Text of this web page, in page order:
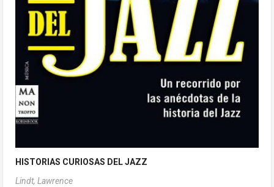
HISTORIAS CURIOSAS DEL JAZZ
Lindt, Lawrence